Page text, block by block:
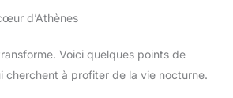
d’Athènes
Voici quelques points de
cherchent à profiter de la vie nocturne.